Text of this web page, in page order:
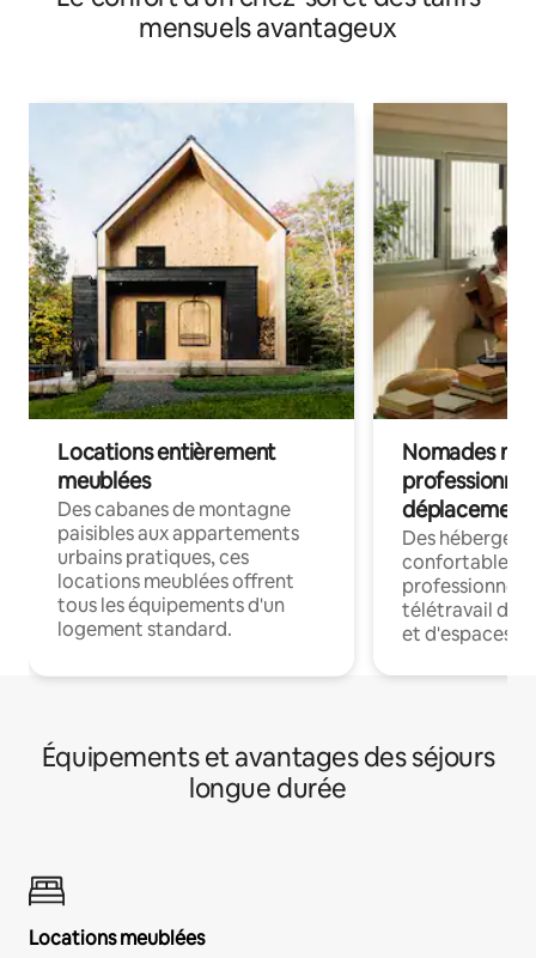
mensuels avantageux
Locations entièrement
meublées
Des cabanes de montagne
paisibles aux appartements
urbains pratiques, ces
locations meublées offrent
tous les équipements d'un
logement standard.
Nomades
déplacement
Des
confortables
professionnels
télétravail
et d'espaces
Équipements et avantages des séjours
longue durée
Locations meublées